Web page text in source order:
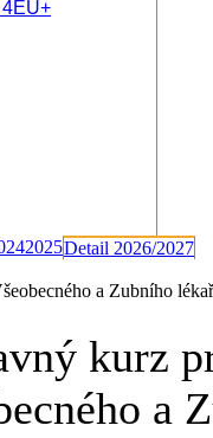
2025Detail 2026/2027
a Zubního
kurz
a